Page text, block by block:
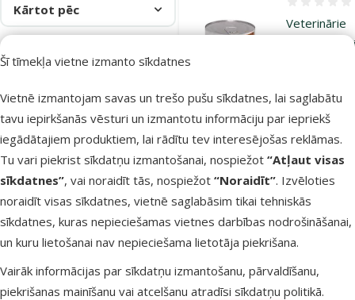
Šī tīmekļa vietne izmanto sīkdatnes
Vietnē izmantojam savas un trešo pušu sīkdatnes, lai saglabātu
tavu iepirkšanās vēsturi un izmantotu informāciju par iepriekš
iegādātajiem produktiem, lai rādītu tev interesējošas reklāmas.
Tu vari piekrist sīkdatņu izmantošanai, nospiežot “Atļaut visas
sīkdatnes”, vai noraidīt tās, nospiežot “Noraidīt”. Izvēloties
noraidīt visas sīkdatnes, vietnē saglabāsim tikai tehniskās
sīkdatnes, kuras nepieciešamas vietnes darbības nodrošināšanai,
un kuru lietošanai nav nepieciešama lietotāja piekrišana.
Vairāk informācijas par sīkdatņu izmantošanu, pārvaldīšanu,
piekrišanas mainīšanu vai atcelšanu atradīsi sīkdatņu politikā.
Kārtot pēc
Veterinārie
konservi
Chicken,
Oriģinālā
3,19 €
Cena
2,68 € -
TOP cena
Noliktavā